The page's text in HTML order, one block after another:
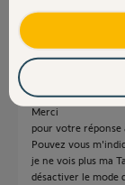
Merci
pour votre réponse
Pouvez vous
je ne vois plus ma
désactiver le mode